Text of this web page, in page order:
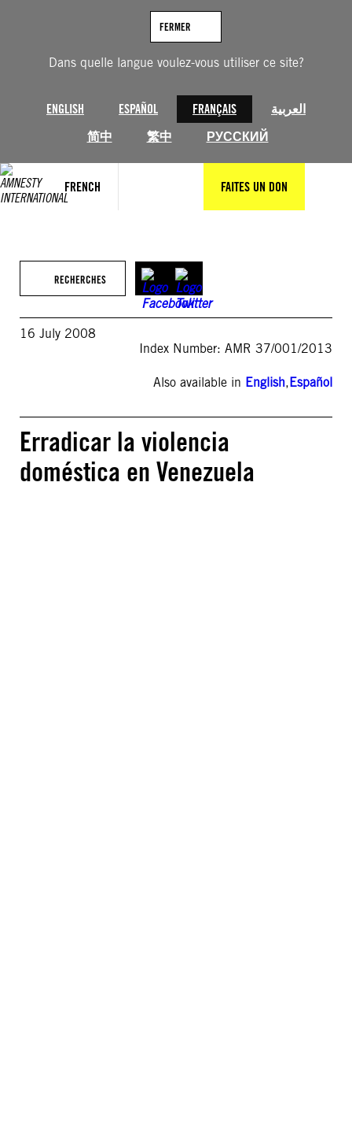
Dans quelle langue voulez-vous utiliser ce site?
ENGLISH ESPAÑOL FRANÇAIS
العربية
简中
繁中 РУССКИЙ
FERMER
FRENCH FAITES UN DON
RECHERCHES
16 July 2008
Index Number: AMR 37/001/2013
Also available in English,Español
Erradicar la violencia
doméstica en Venezuela